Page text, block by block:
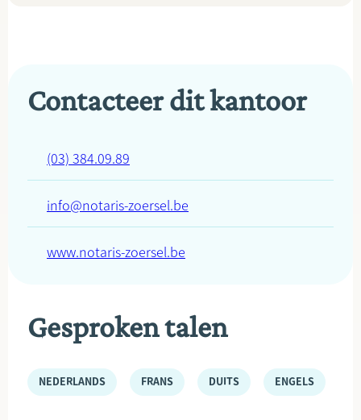
Contacteer dit kantoor
(03) 384.09.89
info@notaris-zoersel.be
www.notaris-zoersel.be
Gesproken talen
NEDERLANDS FRANS DUITS ENGELS